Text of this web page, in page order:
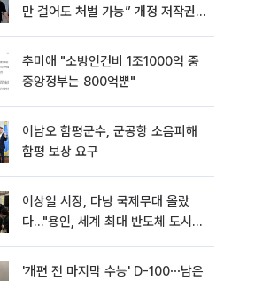
만 걸어도 처벌 가능” 개정 저작권
추미애 "소방인건비 1조1000억 중
중앙정부는 800억뿐"
이남오 함평군수, 군공항 소음피해
함평 보상 요구
이상일 시장, 다낭 국제무대 올랐
다…"용인, 세계 최대 반도체 도시
'개편 전 마지막 수능' D-100⋯남은